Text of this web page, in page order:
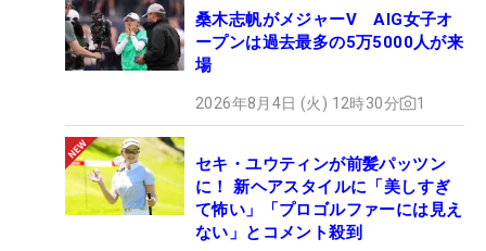
桑木志帆がメジャーV AIG女子オ
ープンは過去最多の5万5000人が来
場
2026年8月4日 (火) 12時30分 1
セキ・ユウティンが前髪パッツン
に！ 新ヘアスタイルに「美しすぎ
て怖い」「プロゴルファーには見え
ない」とコメント殺到